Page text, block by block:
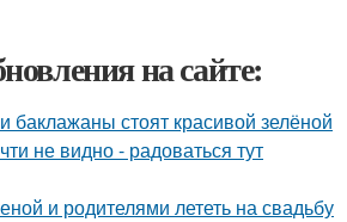
на сайте:
баклажаны стоят красивой зелёной
не видно - радоваться тут
и родителями лететь на свадьбу